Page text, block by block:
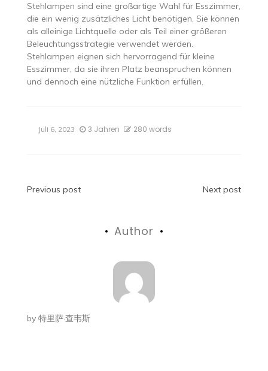
Stehlampen sind eine großartige Wahl für Esszimmer,
die ein wenig zusätzliches Licht benötigen. Sie können
als alleinige Lichtquelle oder als Teil einer größeren
Beleuchtungsstrategie verwendet werden.
Stehlampen eignen sich hervorragend für kleine
Esszimmer, da sie ihren Platz beanspruchen können
und dennoch eine nützliche Funktion erfüllen.
Juli 6, 2023 3 Jahren 280 words
Beitragsnavigation
Previous post Next post
Author
by 特里萨·查韦斯